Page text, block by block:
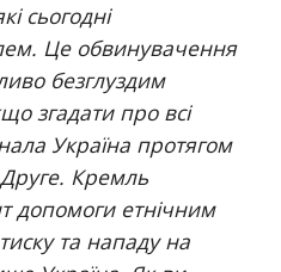
сьогодні
Це обвинувачення
безглуздим
згадати про всі
Україна протягом
Друге. Кремль
допомоги етнічним
та нападу на